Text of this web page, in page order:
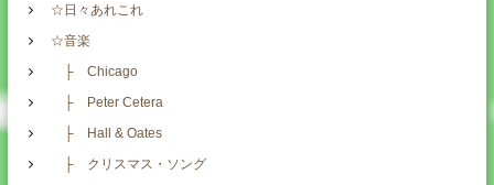
☆日々あれこれ
☆音楽
├ Chicago
├ Peter Cetera
├ Hall & Oates
├ クリスマス・ソング